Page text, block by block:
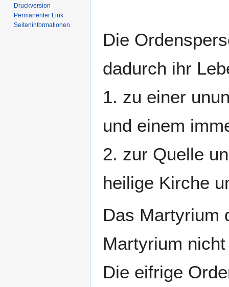
Die
dadurch ihr
1. zu einer
und einem
2. zur Quelle
heilige Kirche
Das Martyrium
Martyrium
Die eifrige
Druckversion
Permanenter Link
Seiten­­informationen